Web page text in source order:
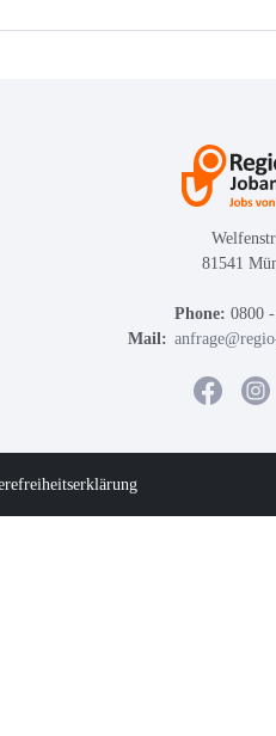
81541
Phone: 0800
Mail: